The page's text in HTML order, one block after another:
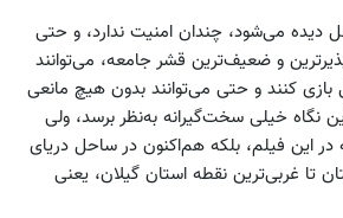
دیده می‌شود، چندان امنیت ندارد، و حتی
و ضعیف‌ترین قشر جامعه، می‌توانند
کنند و حتی می‌توانند بدون هیچ مانعی
نگاه خیلی سخت‌گیرانه به‌نظر برسد، ولی
این فیلم، بلکه هم‌اکنون در ساحل دریای
تا غربی‌ترین نقطه استان گیلان، یعنی